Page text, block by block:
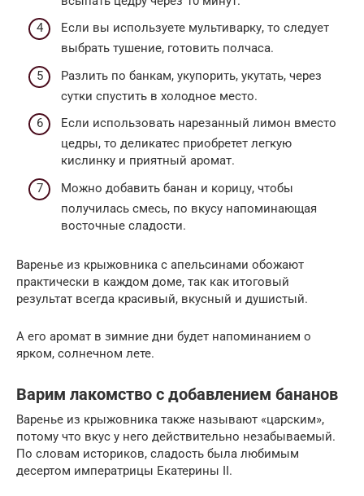
Если вы используете мультиварку, то следует
выбрать тушение, готовить полчаса.
Разлить по банкам, укупорить, укутать, через
сутки спустить в холодное место.
Если использовать нарезанный лимон вместо
цедры, то деликатес приобретет легкую
кислинку и приятный аромат.
Можно добавить банан и корицу, чтобы
получилась смесь, по вкусу напоминающая
восточные сладости.
Варенье из крыжовника с апельсинами обожают
практически в каждом доме, так как итоговый
результат всегда красивый, вкусный и душистый.
А его аромат в зимние дни будет напоминанием о
ярком, солнечном лете.
Варим лакомство с добавлением бананов
Варенье из крыжовника также называют «царским»,
потому что вкус у него действительно незабываемый.
По словам историков, сладость была любимым
десертом императрицы Екатерины II.